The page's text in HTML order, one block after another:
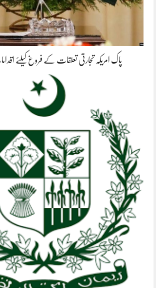
پاک امریکہ تجارتی تعلقات کے فروغ کیلئے